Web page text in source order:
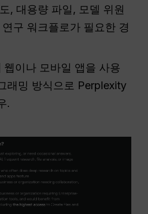
, 대용량 파일, 모델 위원
구 워크플로가 필요한 경
웹이나 모바일 앱을 사용
래밍 방식으로 Perplexity
.